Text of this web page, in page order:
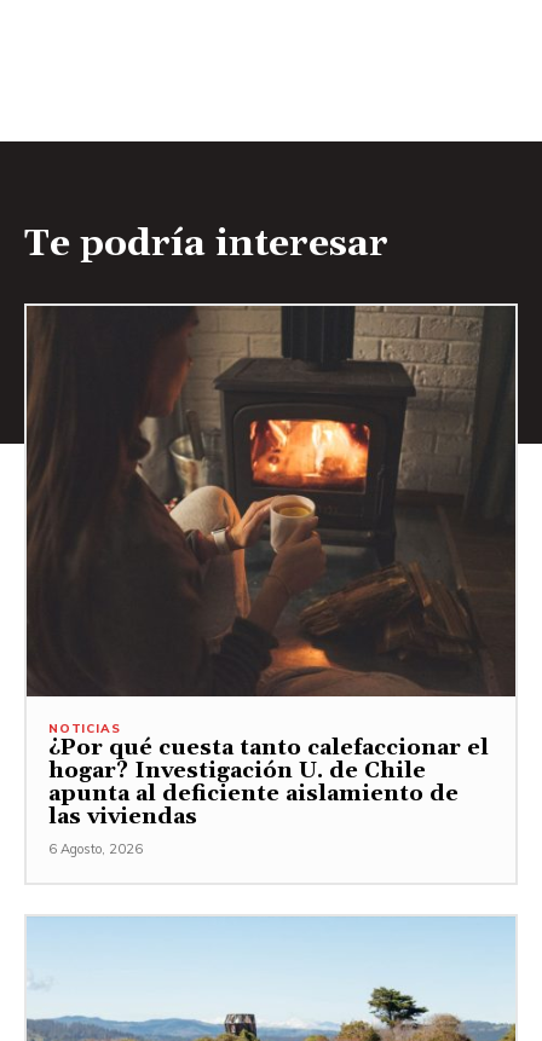
Te podría interesar
NOTICIAS
¿Por qué cuesta tanto calefaccionar el
hogar? Investigación U. de Chile
apunta al deficiente aislamiento de
las viviendas
6 Agosto, 2026